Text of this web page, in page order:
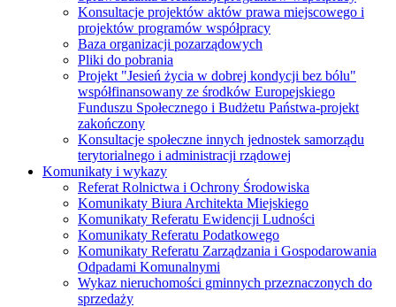
Konsultacje projektów aktów prawa miejscowego i
projektów programów współpracy
Baza organizacji pozarządowych
Pliki do pobrania
Projekt "Jesień życia w dobrej kondycji bez bólu"
współfinansowany ze środków Europejskiego
Funduszu Społecznego i Budżetu Państwa-projekt
zakończony
Konsultacje społeczne innych jednostek samorządu
terytorialnego i administracji rządowej
Komunikaty i wykazy
Referat Rolnictwa i Ochrony Środowiska
Komunikaty Biura Architekta Miejskiego
Komunikaty Referatu Ewidencji Ludności
Komunikaty Referatu Podatkowego
Komunikaty Referatu Zarządzania i Gospodarowania
Odpadami Komunalnymi
Wykaz nieruchomości gminnych przeznaczonych do
sprzedaży